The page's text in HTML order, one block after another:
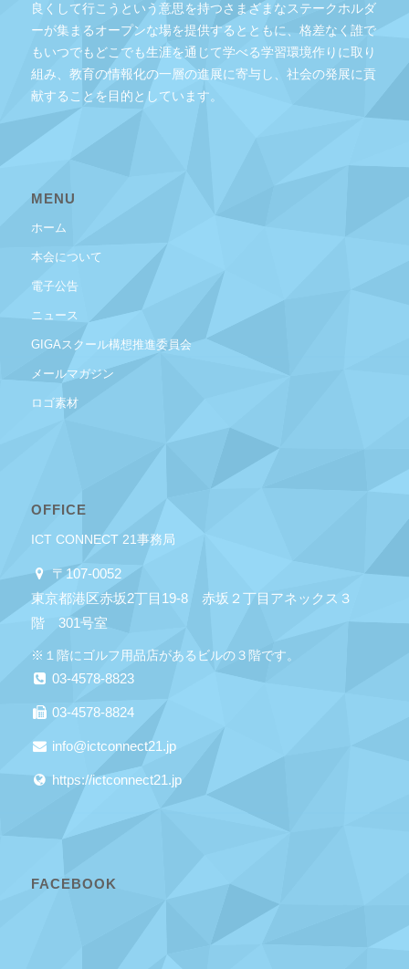
良くして行こうという意思を持つさまざまなステークホルダ
ーが集まるオープンな場を提供するとともに、格差なく誰で
もいつでもどこでも生涯を通じて学べる学習環境作りに取り
組み、教育の情報化の一層の進展に寄与し、社会の発展に貢
献することを目的としています。
MENU
ホーム
本会について
電子公告
ニュース
GIGAスクール構想推進委員会
メールマガジン
ロゴ素材
OFFICE
ICT CONNECT 21事務局
〒107-0052
東京都港区赤坂2丁目19-8 赤坂２丁目アネックス３
階 301号室
※１階にゴルフ用品店があるビルの３階です。
03-4578-8823
03-4578-8824
info@ictconnect21.jp
https://ictconnect21.jp
FACEBOOK